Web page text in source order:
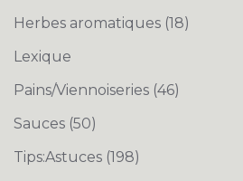
Herbes aromatiques (18)
Lexique
Pains/Viennoiseries (46)
Sauces (50)
Tips:Astuces (198)